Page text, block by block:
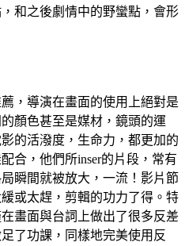
和之後劇情中的野蠻點，會形
，導演在畫面的使用上絕對是
顏色甚至是媒材，鏡頭的運
的活潑度，生命力，都更加的
合，他們所inser的片段，常有
瞬間就被放大，一流！影片節
或太趕，剪輯的功力了得。特
畫面與台詞上做出了很多反差
了功課，同樣地完美使用反